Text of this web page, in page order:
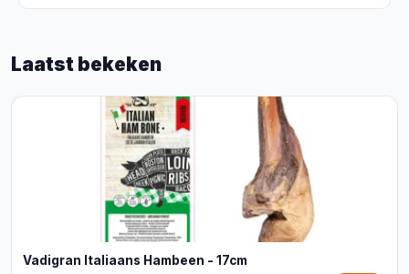
Laatst bekeken
Vadigran Italiaans Hambeen - 17cm